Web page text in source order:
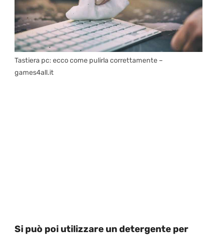
Tastiera pc: ecco come pulirla correttamente –
games4all.it
Si può poi utilizzare un detergente per